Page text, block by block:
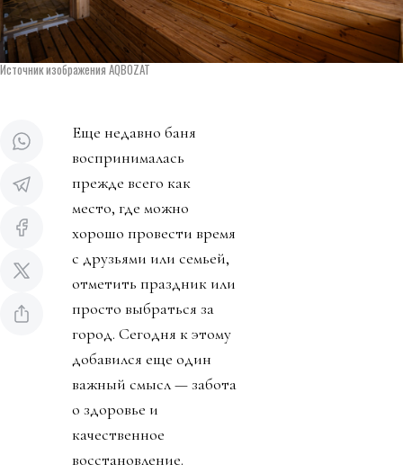
Источник изображения AQBOZAT
Еще недавно баня
воспринималась
прежде всего как
место, где можно
хорошо провести время
с друзьями или семьей,
отметить праздник или
просто выбраться за
город. Сегодня к этому
добавился еще один
важный смысл — забота
о здоровье и
качественное
восстановление.